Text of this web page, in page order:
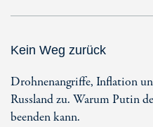
Kein Weg zurück
Drohnenangriffe, Inflation
Russland zu. Warum Putin
beenden kann.